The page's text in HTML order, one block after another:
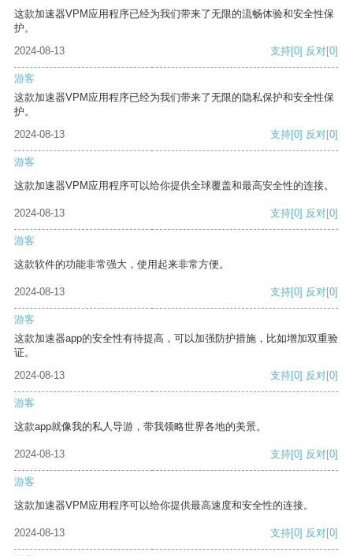
这款加速器VPM应用程序已经为我们带来了无限的流畅体验和安全性保
护。
2024-08-13
支持[0] 反对[0]
游客
这款加速器VPM应用程序已经为我们带来了无限的隐私保护和安全性保
护。
2024-08-13
支持[0] 反对[0]
游客
这款加速器VPM应用程序可以给你提供全球覆盖和最高安全性的连接。
2024-08-13 支持[0] 反对[0]
游客
这款软件的功能非常强大，使用起来非常方便。
2024-08-13 支持[0] 反对[0]
游客
这款加速器app的安全性有待提高，可以加强防护措施，比如增加双重验
证。
2024-08-13
支持[0] 反对[0]
游客
这款app就像我的私人导游，带我领略世界各地的美景。
2024-08-13 支持[0] 反对[0]
游客
这款加速器VPM应用程序可以给你提供最高速度和安全性的连接。
2024-08-13 支持[0] 反对[0]